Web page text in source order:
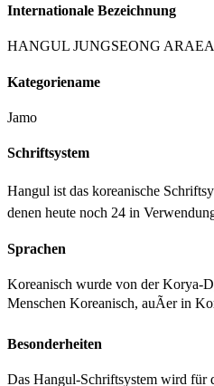
Internationale Bezeichnung
HANGUL JUNGSEONG
Kategoriename
Jamo
Schriftsystem
Hangul ist das koreanische
denen heute noch 24 in
Sprachen
Koreanisch wurde von der Korya-
Menschen Koreanisch, auÃer in
Besonderheiten
Das Hangul-Schriftsystem wird für